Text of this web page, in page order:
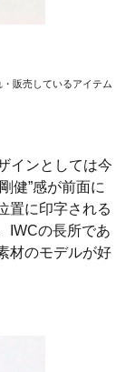
販売しているアイテム
インとしては今
健”感が前面に
置に印字される
IWCの長所であ
材のモデルが好